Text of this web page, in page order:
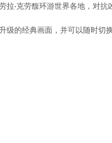
拉·克劳馥环游世界各地，对抗
级的经典画面，并可以随时切